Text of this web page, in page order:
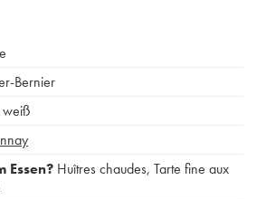
Bernier
weiß
Essen? Huîtres chaudes, Tarte fine aux